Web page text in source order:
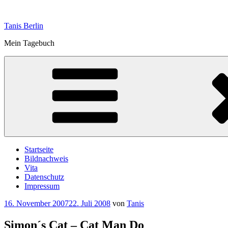
springen
Tanis Berlin
Mein Tagebuch
Startseite
Bildnachweis
Vita
Datenschutz
Impressum
Veröffentlicht
16. November 200722. Juli 2008 von Tanis
Simon´s Cat – Cat Man Do